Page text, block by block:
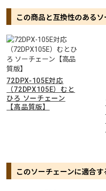
この商品と互換性のあるソ
72DPX-105E対応
（72DPX105E）むと
ひろ ソーチェーン
【高品質版】
このソーチェーンに適合す